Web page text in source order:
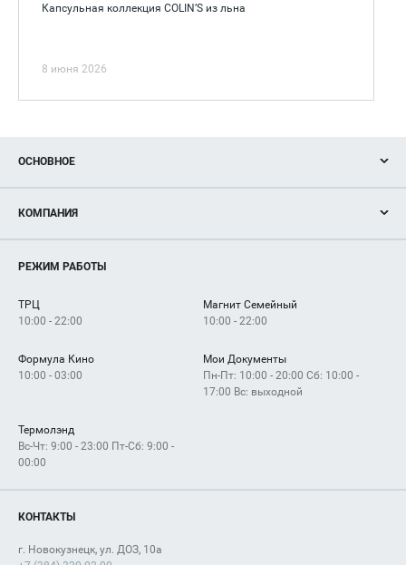
Капсульная коллекция COLIN’S из льна
8 июня 2026
ОСНОВНОЕ
Новости
Магазины
Услуги
КОМПАНИЯ
Рекламодателям
Как добраться
РЕЖИМ РАБОТЫ
ТРЦ
10:00 - 22:00
Магнит Семейный
10:00 - 22:00
Формула Кино
10:00 - 03:00
Мои Документы
Пн-Пт: 10:00 - 20:00 Сб: 10:00 -
17:00 Вс: выходной
Термолэнд
Вс-Чт: 9:00 - 23:00 Пт-Сб: 9:00 -
00:00
КОНТАКТЫ
г. Новокузнецк, ул. ДОЗ, 10а